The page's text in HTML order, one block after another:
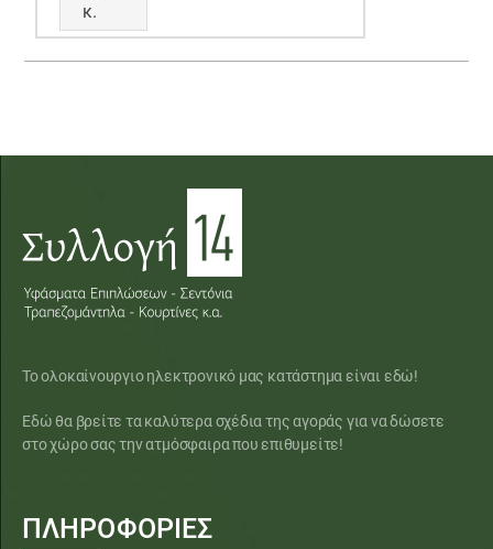
κ.
Το ολοκαίνουργιο ηλεκτρονικό μας κατάστημα είναι εδώ!
Εδώ θα βρείτε τα καλύτερα σχέδια της αγοράς για να δώσετε
στο χώρο σας την ατμόσφαιρα που επιθυμείτε!
ΠΛΗΡΟΦΟΡΙΕΣ